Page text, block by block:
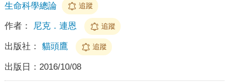
生命科學總論
追蹤
作者： 尼克．連恩 追蹤
出版社： 貓頭鷹 追蹤
出版日： 2016/10/08